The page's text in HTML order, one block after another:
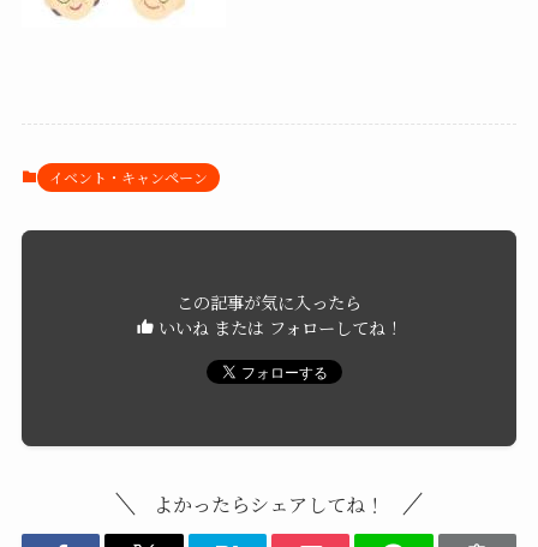
イベント・キャンペーン
この記事が気に入ったら
いいね または フォローしてね！
よかったらシェアしてね！